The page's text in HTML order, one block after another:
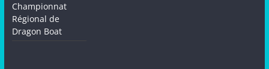
Championnat
Régional de
Dragon Boat